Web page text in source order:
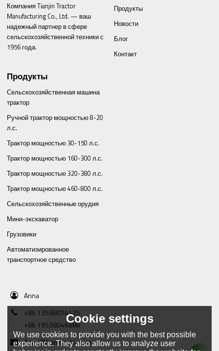
Компания Tianjin Tractor
Manufacturing Co., Ltd. — ваш
надежный партнер в сфере
сельскохозяйственной техники с
1956 года.
Продукты
Новости
Блог
Контакт
Продукты
Сельскохозяйственная машина
трактор
Ручной трактор мощностью 8-20
л.с.
Трактор мощностью 30-150 л.с.
Трактор мощностью 160-300 л.с.
Трактор мощностью 320-380 л.с.
Трактор мощностью 460-800 л.с.
Сельскохозяйственные орудия
Мини-экскаватор
Грузовики
Автоматизированное
транспортное средство
Anna
+86 13588074125
+86 19538646886
Anna@framtractor.com
Cookie settings
We use cookies to provide you with the best possible
experience. They also allow us to analyze user